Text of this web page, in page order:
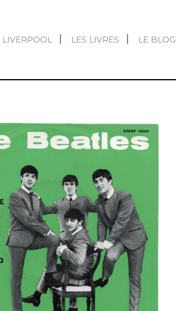
LES LIVRES LE BLOG